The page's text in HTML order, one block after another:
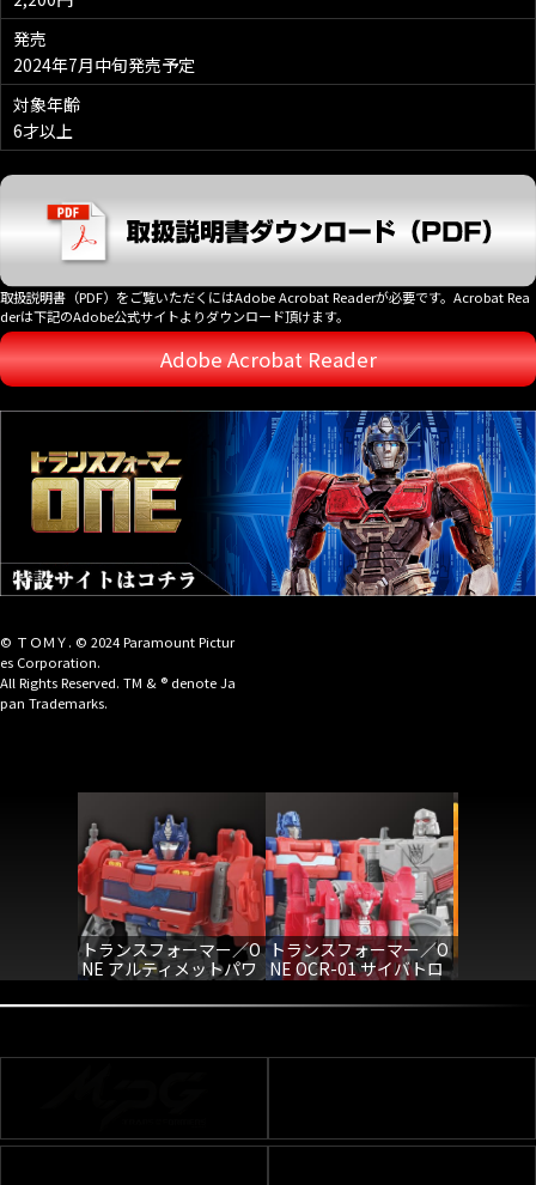
発売
2024年7月中旬発売予定
対象年齢
6才以上
取扱説明書（PDF）をご覧いただくにはAdobe Acrobat Readerが必要です。Acrobat Rea
derは下記のAdobe公式サイトよりダウンロード頂けます。
Adobe Acrobat Reader
© ＴＯＭＹ. © 2024 Paramount Pictur
es Corporation.
All Rights Reserved. TM & ® denote Ja
pan Trademarks.
トランスフォーマー／O
NE アルティメットパワ
ーチェンジ オプティマ
スプライム
トランスフォーマー／O
NE OCR-01 サイバトロ
ンラッシュバトル リー
ダーたちの戦い
NE OCR-
ンラッシ
ローたち